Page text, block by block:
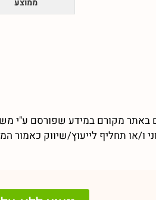
ממוצע
באתר מקורם במידע שפורסם ע"י
ו/או תחליף לייעוץ/שיווק